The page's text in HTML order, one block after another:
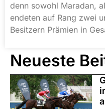
denn sowohl Maradan,
endeten auf Rang zwei
Besitzern Prämien in
Neueste